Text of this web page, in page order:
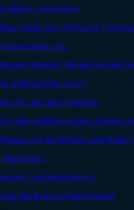
Lockdown championship
Et au delà du Core !!! Qu'y a-t-il ?
All boss mission 10-1
Bouclier Vitalité (en attendant celui des
de la fabrication de popo ?
Des PNJ avec des vrai quêtes !
Une salle de Brinks (je crois) au siège de
Pourquoi pas des alliances entre guildes
Ban les fake ?
passée a un niveau supérieur
Salut Idée Nouveau Jeux Coliseum!